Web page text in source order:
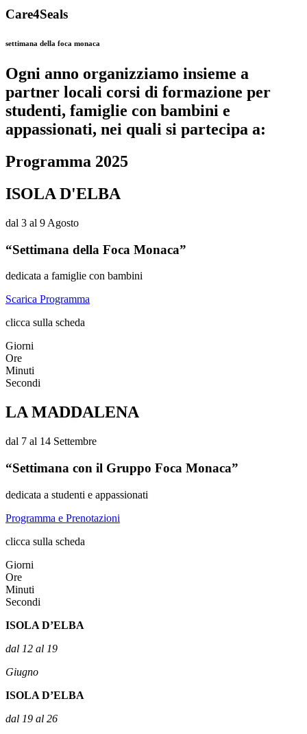
Care4Seals
settimana della foca monaca
Ogni anno organizziamo insieme a
partner locali corsi di formazione per
studenti, famiglie con bambini e
appassionati, nei quali si partecipa a:
Programma 2025
ISOLA D'ELBA
dal 3 al 9 Agosto
“Settimana della Foca Monaca”
dedicata a famiglie con bambini
Scarica Programma
clicca sulla scheda
Giorni
Ore
Minuti
Secondi
LA MADDALENA
dal 7 al 14 Settembre
“Settimana con il Gruppo Foca Monaca”
dedicata a studenti e appassionati
Programma e Prenotazioni
clicca sulla scheda
Giorni
Ore
Minuti
Secondi
ISOLA D’ELBA
dal 12 al 19
Giugno
ISOLA D’ELBA
dal 19 al 26